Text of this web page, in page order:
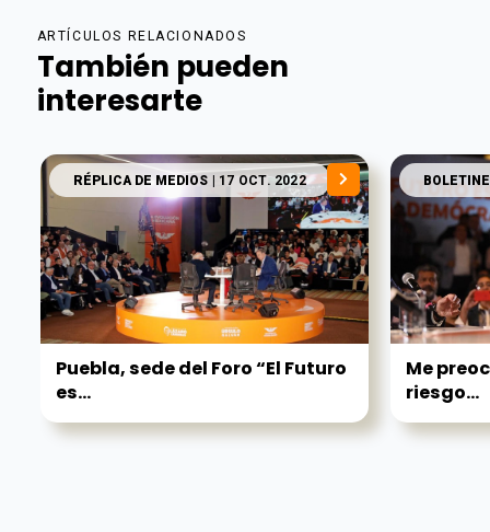
ARTÍCULOS RELACIONADOS
También pueden
interesarte
RÉPLICA DE MEDIOS | 17 OCT. 2022
Puebla, sede del Foro “El Futuro
es...
Me
riesgo...